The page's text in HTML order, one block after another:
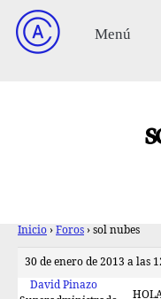
Inicio › Foros › sol nubes
30 de enero de 2013 a las
David Pinazo